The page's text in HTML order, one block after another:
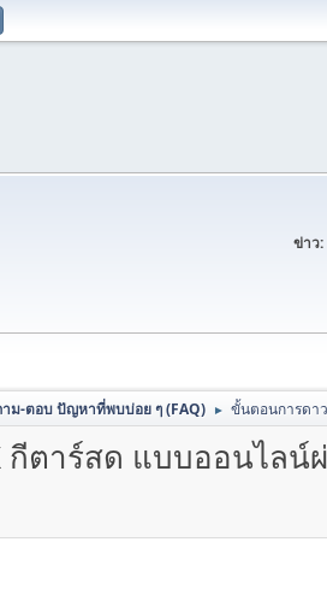
ข่าว:
าม-ตอบ ปัญหาที่พบบ่อย ๆ (FAQ) ► ขั้นตอนการดา
ตาร์สด แบบออนไลน์